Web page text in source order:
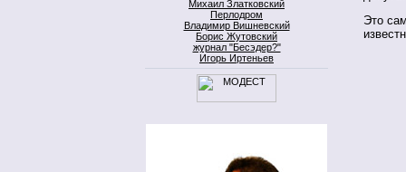
Михаил Златковский
Перлодром
Владимир Вишневский
Борис Жутовский
журнал "Бесэдер?"
Игорь Иртеньев
Это